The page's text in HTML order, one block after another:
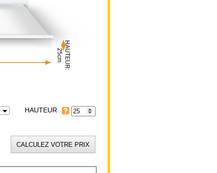
HAUTEUR:
25cm
HAUTEUR